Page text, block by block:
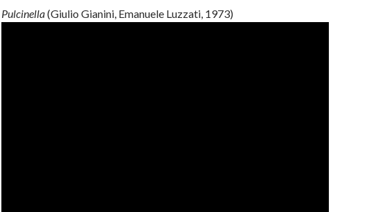
Pulcinella(Giulio Gianini, Emanuele Luzzati, 1973)